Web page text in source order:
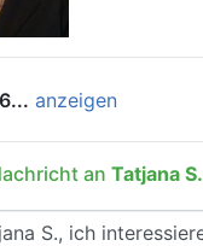
anzeigen
an Tatjana S.